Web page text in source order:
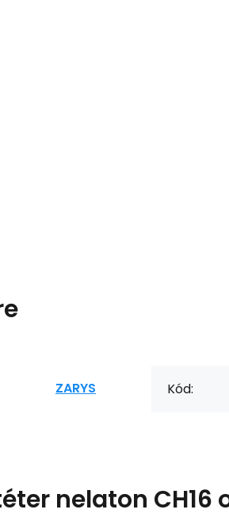
ZARYS Kód:
nelaton CH16